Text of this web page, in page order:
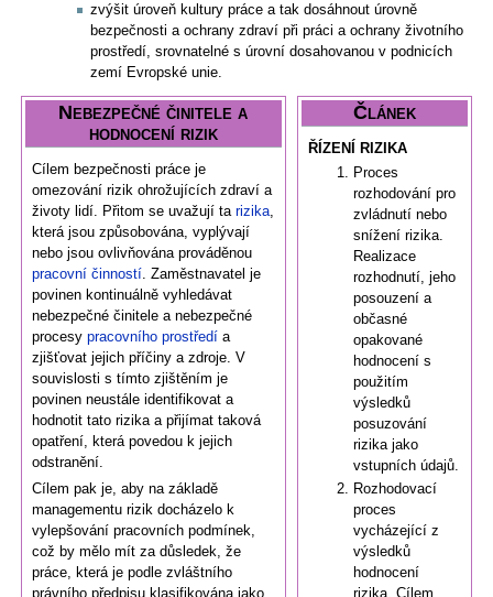
zvýšit úroveň kultury práce a tak dosáhnout úrovně
bezpečnosti a ochrany zdraví při práci a ochrany životního
prostředí, srovnatelné s úrovní dosahovanou v podnicích
zemí Evropské unie.
Nebezpečné činitele a
hodnocení rizik
Cílem bezpečnosti práce je
omezování rizik ohrožujících zdraví a
životy lidí. Přitom se uvažují tarizika
která jsou způsobována, vyplývají
nebo jsou ovlivňována prováděnou
pracovní činností . Zaměstnavatel je
povinen kontinuálně vyhledávat
nebezpečné činitele a nebezpečné
procesypracovního prostředí a
zjišťovat jejich příčiny a zdroje. V
souvislosti s tímto zjištěním je
povinen neustále identifikovat a
hodnotit tato rizika a přijímat taková
opatření, která povedou k jejich
odstranění.
Cílem pak je, aby na základě
managementu rizik docházelo k
vylepšování pracovních podmínek,
což by mělo mít za důsledek, že
práce, která je podle zvláštního
právního předpisu klasifikována jako
Článek
ŘÍZENÍ RIZIKA
Proces
rozhodování pro
zvládnutí nebo
snížení rizika.
Realizace
rozhodnutí, jeho
posouzení a
občasné
opakované
hodnocení s
použitím
výsledků
posuzování
rizika jako
vstupních údajů.
Rozhodovací
proces
vycházející z
výsledků
hodnocení
rizika. Cílem